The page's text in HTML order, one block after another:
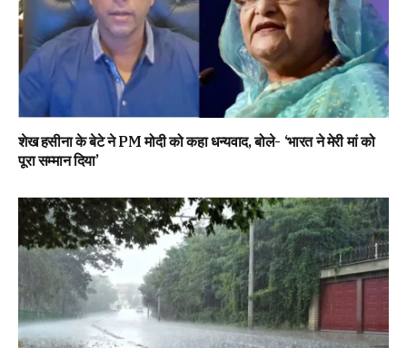
शेख हसीना के बेटे ने PM मोदी को कहा धन्यवाद, बोले- ‘भारत ने मेरी मां को
पूरा सम्मान दिया’